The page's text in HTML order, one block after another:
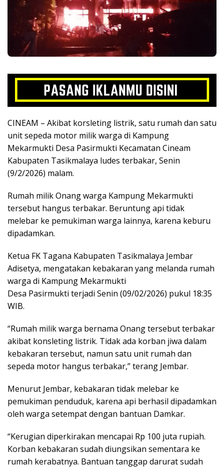
CINEAM – Akibat korsleting listrik, satu rumah dan satu
unit sepeda motor milik warga di Kampung
Mekarmukti Desa Pasirmukti Kecamatan Cineam
Kabupaten Tasikmalaya ludes terbakar, Senin
(9/2/2026) malam.
Rumah milik Onang warga Kampung Mekarmukti
tersebut hangus terbakar. Beruntung api tidak
melebar ke pemukiman warga lainnya, karena keburu
dipadamkan.
Ketua FK Tagana Kabupaten Tasikmalaya Jembar
Adisetya, mengatakan kebakaran yang melanda rumah
warga di Kampung Mekarmukti
Desa Pasirmukti terjadi Senin (09/02/2026) pukul 18:35
WIB.
“Rumah milik warga bernama Onang tersebut terbakar
akibat konsleting listrik. Tidak ada korban jiwa dalam
kebakaran tersebut, namun satu unit rumah dan
sepeda motor hangus terbakar,” terang Jembar.
Menurut Jembar, kebakaran tidak melebar ke
pemukiman penduduk, karena api berhasil dipadamkan
oleh warga setempat dengan bantuan Damkar.
“Kerugian diperkirakan mencapai Rp 100 juta rupiah.
Korban kebakaran sudah diungsikan sementara ke
rumah kerabatnya. Bantuan tanggap darurat sudah